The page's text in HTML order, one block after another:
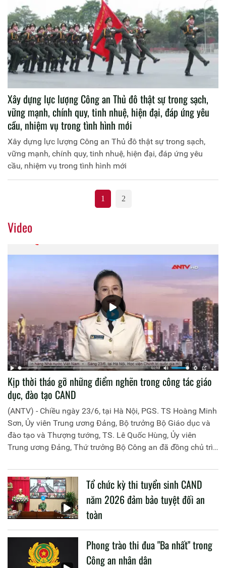
Xây dựng lực lượng Công an Thủ đô thật sự trong sạch,
vững mạnh, chính quy, tinh nhuệ, hiện đại, đáp ứng yêu
cầu, nhiệm vụ trong tình hình mới
Xây dựng lực lượng Công an Thủ đô thật sự trong sạch,
vững mạnh, chính quy, tinh nhuệ, hiện đại, đáp ứng yêu
cầu, nhiệm vụ trong tình hình mới
1 2
Video
Kịp thời tháo gỡ những điểm nghẽn trong công tác giáo
dục, đào tạo CAND
(ANTV) - Chiều ngày 23/6, tại Hà Nội, PGS. TS Hoàng Minh
Sơn, Ủy viên Trung ương Đảng, Bộ trưởng Bộ Giáo dục và
đào tạo và Thượng tướng, TS. Lê Quốc Hùng, Ủy viên
Trung ương Đảng, Thứ trưởng Bộ Công an đã đồng chủ trì
liên quan đến công tác giáo dục và đào tạo của lực lượng
CAND.
Tổ chức kỳ thi tuyển sinh CAND
năm 2026 đảm bảo tuyệt đối an
toàn
Phong trào thi đua "Ba nhất" trong
Công an nhân dân